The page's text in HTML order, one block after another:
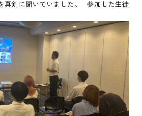
真剣に聞いていました。 参加した生徒